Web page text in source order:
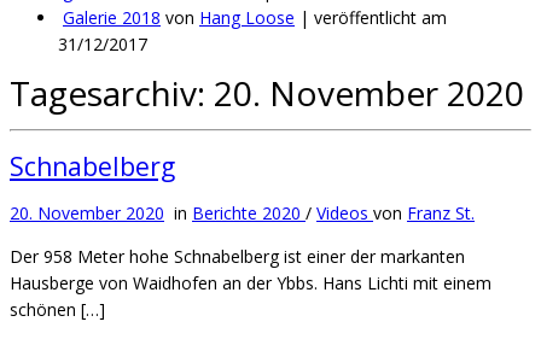
Galerie 2018 von Hang Loose | veröffentlicht am
31/12/2017
Tagesarchiv: 20. November 2020
Schnabelberg
20. November 2020 in Berichte 2020 / Videos von Franz St.
Der 958 Meter hohe Schnabelberg ist einer der markanten
Hausberge von Waidhofen an der Ybbs. Hans Lichti mit einem
schönen […]